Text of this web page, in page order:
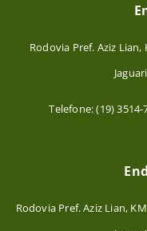
Rodovia Pref. Aziz Lian,
Telefone: (19)
Rodovia Pref. Aziz Lian,